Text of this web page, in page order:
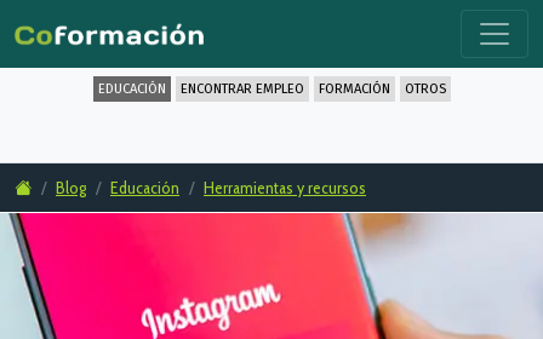
EDUCACIÓN ENCONTRAR EMPLEO FORMACIÓN OTROS
Blog Educación Herramientas y recursos